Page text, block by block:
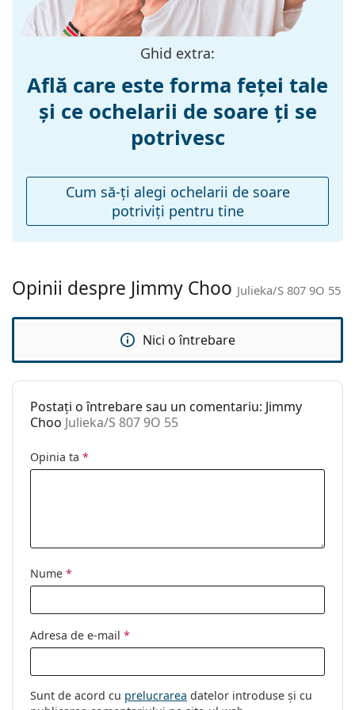
a găsi mai multe modele de la branduri populare.
145 mm
nazale:
Greutate:
145 g
Nu
Balama flexibilă:
Nu
curățat:
Altele
Femei
Categorie:
Ochelari de soare
Brand:
Jimmy Choo
Utilizare:
Modă
Ghid extra:
Află care este forma feței tale
și ce ochelarii de soare ți se
potrivesc
Cum să-ţi alegi ochelarii de soare
potriviţi pentru tine
Opinii despre Jimmy Choo Julieka/S 807 9O 55
Nici o întrebare
Postați o întrebare sau un comentariu: Jimmy
Choo Julieka/S 807 9O 55
Opinia ta *
Nume *
Adresa de e-mail *
Sunt de acord cu prelucrarea datelor introduse și cu